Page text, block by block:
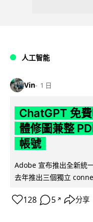
人工智能
Vin 1 日
ChatGPT 免
體修圖兼整
帳號
Adobe 宣布推出全新統
去年推出三個獨立
128 5 ↗ 分享